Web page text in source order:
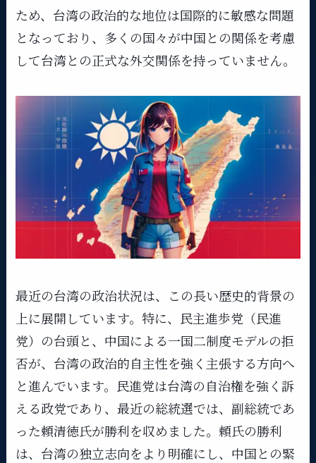
ため、台湾の政治的な地位は国際的に敏感な問題
となっており、多くの国々が中国との関係を考慮
して台湾との正式な外交関係を持っていません。
最近の台湾の政治状況は、この長い歴史的背景の
上に展開しています。特に、民主進歩党（民進
党）の台頭と、中国による一国二制度モデルの拒
否が、台湾の政治的自主性を強く主張する方向へ
と進んでいます。民進党は台湾の自治権を強く訴
える政党であり、最近の総統選では、副総統であ
った頼清徳氏が勝利を収めました。頼氏の勝利
は、台湾の独立志向をより明確にし、中国との緊